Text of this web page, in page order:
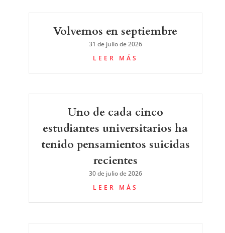
Volvemos en septiembre
31 de julio de 2026
LEER MÁS
Uno de cada cinco
estudiantes universitarios ha
tenido pensamientos suicidas
recientes
30 de julio de 2026
LEER MÁS